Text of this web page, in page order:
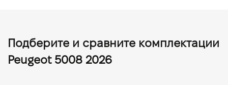
Подберите и сравните комплектации
Peugeot 5008 2026